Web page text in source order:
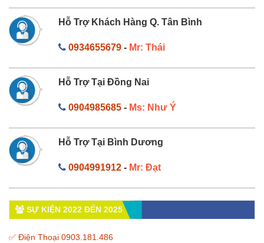
Hỗ Trợ Khách Hàng Q. Tân Bình
0934655679- Mr: Thái
Hỗ Trợ Tại Đồng Nai
0904985685- Ms: Như Ý
Hỗ Trợ Tại Bình Dương
0904991912- Mr: Đạt
SỰ KIỆN 2022 ĐẾN 2025
✅ Điện Thoại 0903.181.486